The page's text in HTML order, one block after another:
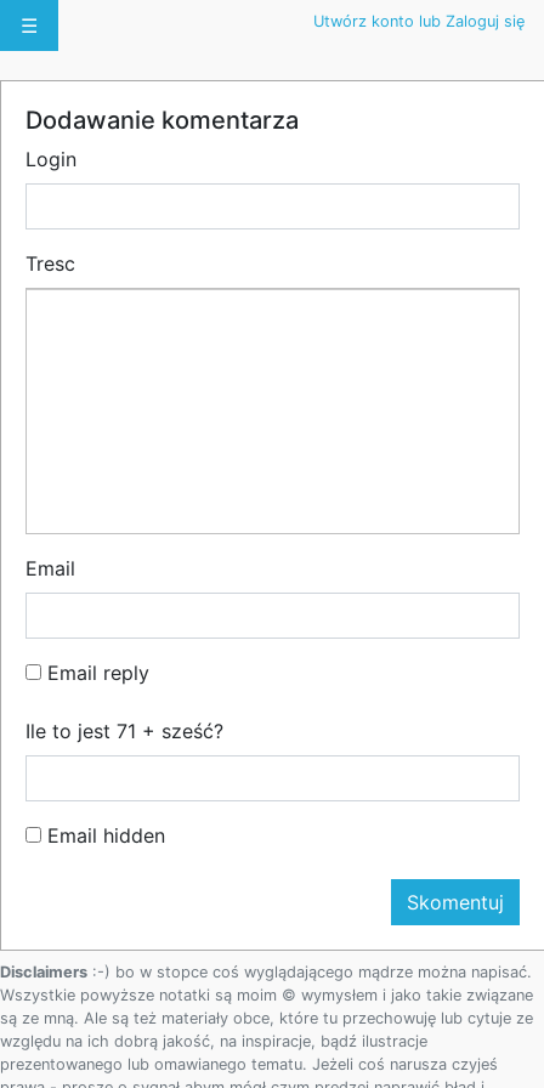
☰ Utwórz konto lub Zaloguj się
Dodawanie komentarza
Login
Tresc
Email
Email reply
Ile to jest 71 + sześć?
Email hidden
Disclaimers :-) bo w stopce coś wyglądającego mądrze można napisać.
Wszystkie powyższe notatki są moim © wymysłem i jako takie związane
są ze mną. Ale są też materiały obce, które tu przechowuję lub cytuje ze
względu na ich dobrą jakość, na inspiracje, bądź ilustracje
prezentowanego lub omawianego tematu. Jeżeli coś narusza czyjeś